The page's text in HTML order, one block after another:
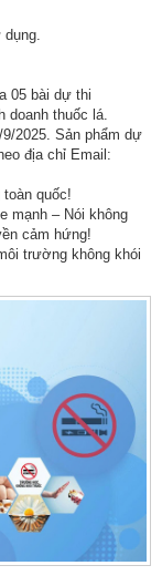
05 bài dự thi
thuốc lá.
2025. Sản phẩm dự
địa chỉ Email:
quốc!
mạnh – Nói không
cảm hứng!
trường không khói